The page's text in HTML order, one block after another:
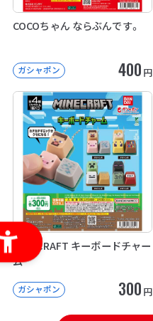
COCOちゃん ならぶんです。
ガシャポン 400 円
MINECRAFT キーボードチャー
ム
ガシャポン 300 円